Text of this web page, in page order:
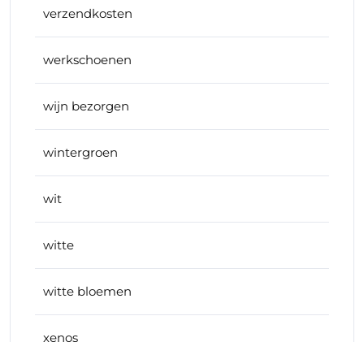
verzendkosten
werkschoenen
wijn bezorgen
wintergroen
wit
witte
witte bloemen
xenos